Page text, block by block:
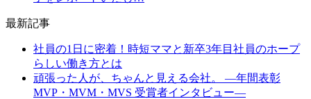
最新記事
社員の1日に密着！時短ママと新卒3年目社員のホープ
らしい働き方とは
頑張った人が、ちゃんと見える会社。 ―年間表彰
MVP・MVM・MVS 受賞者インタビュー―